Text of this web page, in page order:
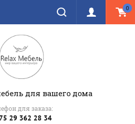
0
для вашего дома
для заказа:
29 362 28 34